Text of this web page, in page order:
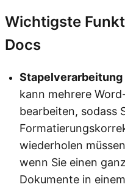
Wichtigste
Docs
Stapelverarbeitung
kann mehrere
bearbeiten, sodass
wiederholen
wenn Sie einen
Dokumente in